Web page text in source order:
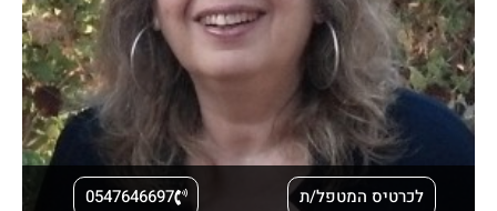
לכרטיס המטפל/ת 0547646697